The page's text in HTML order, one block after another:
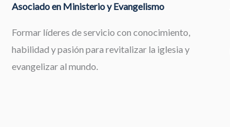
Asociado en Ministerio y Evangelismo
Formar líderes de servicio con conocimiento,
habilidad y pasión para revitalizar la iglesia y
evangelizar al mundo.